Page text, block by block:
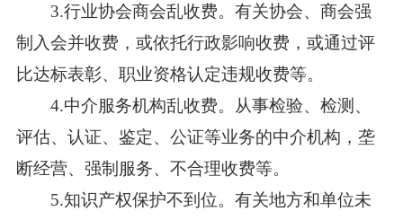
3.行业协会商会乱收费。有关协会、商会强
制入会并收费，或依托行政影响收费，或通过评
比达标表彰、职业资格认定违规收费等。
4.中介服务机构乱收费。从事检验、检测、
评估、认证、鉴定、公证等业务的中介机构，垄
断经营、强制服务、不合理收费等。
5.知识产权保护不到位。有关地方和单位未